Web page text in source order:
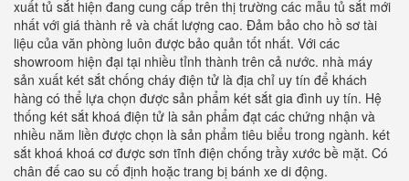
xuất tủ sắt hiện đang cung cấp trên thị trường các mẫu tủ sắt mới
nhất với giá thành rẻ và chất lượng cao. Đảm bảo cho hồ sơ tài
liệu của văn phòng luôn được bảo quản tốt nhất. Với các
showroom hiện đại tại nhiều tỉnh thành trên cả nước. nhà máy
sản xuất két sắt chống cháy điện tử là địa chỉ uy tín để khách
hàng có thể lựa chọn được sản phẩm két sắt gia đình uy tín. Hệ
thống két sắt khoá điện tử là sản phẩm đạt các chứng nhận và
nhiều năm liền được chọn là sản phẩm tiêu biểu trong ngành. két
sắt khoá khoá cơ được sơn tĩnh điện chống trầy xước bề mặt. Có
chân đế cao su cố định hoặc trang bị bánh xe di động.